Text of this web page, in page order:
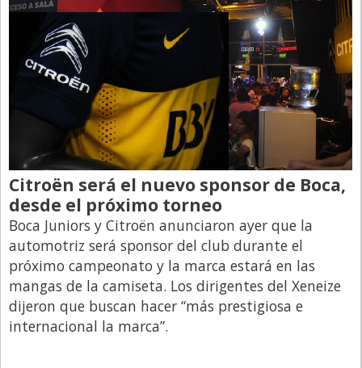
Citroën será el nuevo sponsor de Boca,
desde el próximo torneo
Boca Juniors y Citroën anunciaron ayer que la
automotriz será sponsor del club durante el
próximo campeonato y la marca estará en las
mangas de la camiseta. Los dirigentes del Xeneize
dijeron que buscan hacer “más prestigiosa e
internacional la marca”.